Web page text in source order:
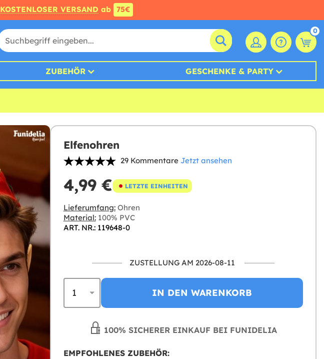
KOSTENLOSER VERSAND ab 75€
0
ZUBEHÖR GESCHENKE & PARTY
Elfenohren
29 Kommentare Jetzt ansehen
4,99 € LETZTE EINHEITEN
Lieferumfang:Ohren
Material:100% PVC
ART. NR.: 119648-0
ZUSTELLUNG AM 2026-08-11
IN DEN WARENKORB
100% SICHERER EINKAUF BEI FUNIDELIA
EMPFOHLENES ZUBEHÖR: